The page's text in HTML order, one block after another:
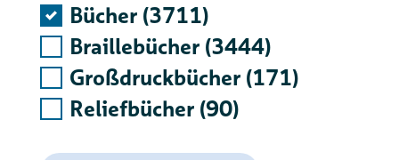
Bücher (3711)
Braillebücher (3444)
Großdruckbücher (171)
Reliefbücher (90)